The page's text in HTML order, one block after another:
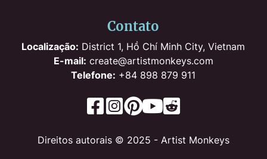
Contato
Localização: District 1, Hồ Chí Minh City, Vietnam
E-mail: create@artistmonkeys.com
Telefone: +84 898 879 911
Direitos autorais © 2025 - Artist Monkeys